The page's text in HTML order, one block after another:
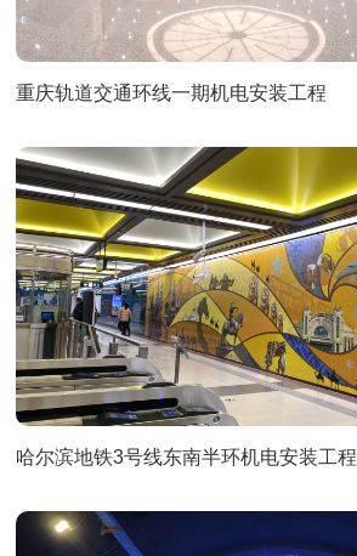
重庆轨道交通环线一期机电安装工程
哈尔滨地铁3号线东南半环机电安装工程